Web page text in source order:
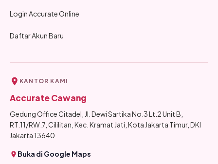
Login Accurate Online
Daftar Akun Baru
KANTOR KAMI
Accurate Cawang
Gedung Office Citadel, Jl. Dewi Sartika No.3 Lt.2 Unit B,
RT.11/RW.7, Cililitan, Kec. Kramat Jati, Kota Jakarta Timur, DKI
Jakarta 13640
Buka di Google Maps